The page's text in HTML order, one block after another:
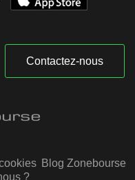
Contactez-nous
Blog Zonebourse
?